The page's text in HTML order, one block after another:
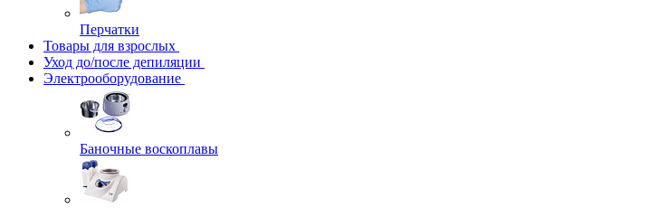
Перчатки
Товары для взрослых
Уход до/после депиляции
Электрооборудование
Баночные воскоплавы